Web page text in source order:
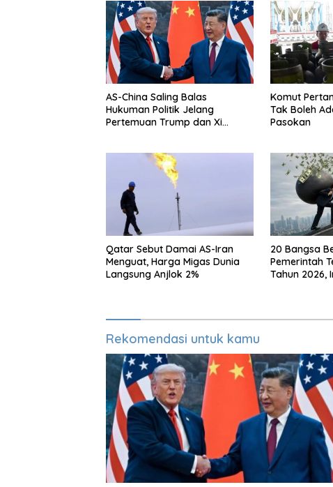
AS-China Saling Balas
Hukuman Politik Jelang
Pertemuan Trump dan Xi
Komut
Tak Boleh
Pasokan
Qatar Sebut Damai AS-Iran
Menguat, Harga Migas Dunia
Langsung Anjlok 2%
20 Bangsa
Pemerintah
Tahun 2026,
Rekomendasi untuk kamu